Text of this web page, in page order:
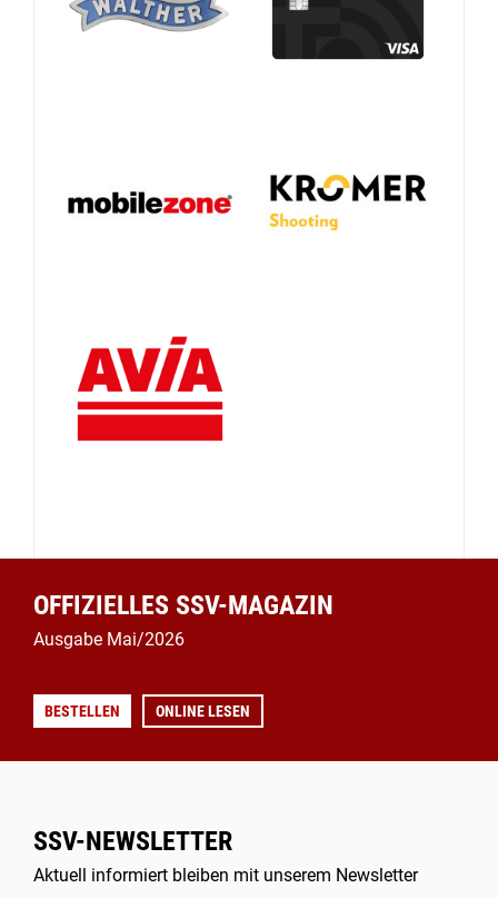
OFFIZIELLES SSV-MAGAZIN
Ausgabe Mai/2026
BESTELLEN ONLINE LESEN
SSV-NEWSLETTER
Aktuell informiert bleiben mit unserem Newsletter